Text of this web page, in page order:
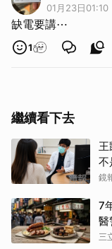
01月23日01:10
缺電要講⋯
1
繼續看下去
不
鏡
7
醫
三
取